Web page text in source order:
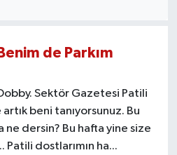
de Parkım
Sektör Gazetesi Patili
artık beni tanıyorsunuz. Bu
ne dersin? Bu hafta yine size
dostlarımın ha...